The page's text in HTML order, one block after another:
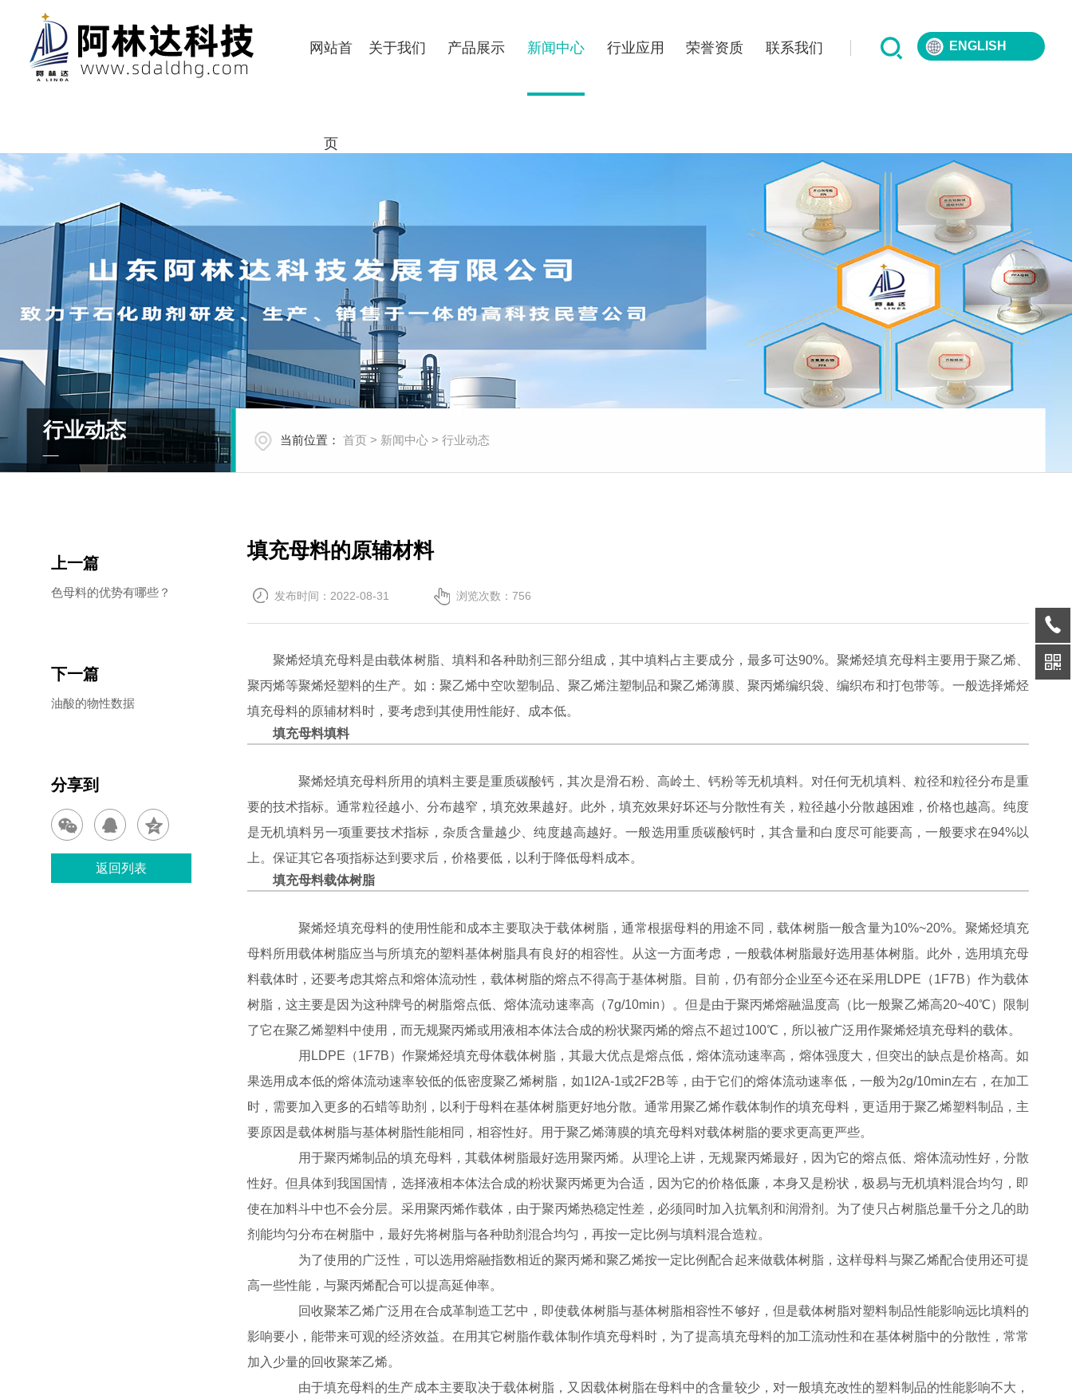
ENGLISH
网站首
页
关于我们 产品展示 新闻中心 行业应用 荣誉资质 联系我们
行业动态 当前位置： 首页 > 新闻中心> 行业动态
填充母料的原辅材料
发布时间：2022-08-31 浏览次数： 756
聚烯烃填充母料是由载体树脂、填料和各种助剂三部分组成，其中填料占主要成分，最多可达90%。聚烯烃填充母料主要用于聚乙烯、
聚丙烯等聚烯烃塑料的生产。如：聚乙烯中空吹塑制品、聚乙烯注塑制品和聚乙烯薄膜、聚丙烯编织袋、编织布和打包带等。一般选择烯烃
填充母料的原辅材料时，要考虑到其使用性能好、成本低。
填充母料填料
聚烯烃填充母料所用的填料主要是重质碳酸钙，其次是滑石粉、高岭土、钙粉等无机填料。对任何无机填料、粒径和粒径分布是重
要的技术指标。通常粒径越小、分布越窄，填充效果越好。此外，填充效果好坏还与分散性有关，粒径越小分散越困难，价格也越高。纯度
是无机填料另一项重要技术指标，杂质含量越少、纯度越高越好。一般选用重质碳酸钙时，其含量和白度尽可能要高，一般要求在94%以
上。保证其它各项指标达到要求后，价格要低，以利于降低母料成本。
填充母料载体树脂
聚烯烃填充母料的使用性能和成本主要取决于载体树脂，通常根据母料的用途不同，载体树脂一般含量为10%~20%。聚烯烃填充
母料所用载体树脂应当与所填充的塑料基体树脂具有良好的相容性。从这一方面考虑，一般载体树脂最好选用基体树脂。此外，选用填充母
料载体时，还要考虑其熔点和熔体流动性，载体树脂的熔点不得高于基体树脂。目前，仍有部分企业至今还在采用LDPE（1F7B）作为载体
树脂，这主要是因为这种牌号的树脂熔点低、熔体流动速率高（7g/10min）。但是由于聚丙烯熔融温度高（比一般聚乙烯高20~40℃）限制
了它在聚乙烯塑料中使用，而无规聚丙烯或用液相本体法合成的粉状聚丙烯的熔点不超过100℃，所以被广泛用作聚烯烃填充母料的载体。
用LDPE（1F7B）作聚烯烃填充母体载体树脂，其最大优点是熔点低，熔体流动速率高，熔体强度大，但突出的缺点是价格高。如
果选用成本低的熔体流动速率较低的低密度聚乙烯树脂，如1I2A-1或2F2B等，由于它们的熔体流动速率低，一般为2g/10min左右，在加工
时，需要加入更多的石蜡等助剂，以利于母料在基体树脂更好地分散。通常用聚乙烯作载体制作的填充母料，更适用于聚乙烯塑料制品，主
要原因是载体树脂与基体树脂性能相同，相容性好。用于聚乙烯薄膜的填充母料对载体树脂的要求更高更严些。
用于聚丙烯制品的填充母料，其载体树脂最好选用聚丙烯。从理论上讲，无规聚丙烯最好，因为它的熔点低、熔体流动性好，分散
性好。但具体到我国国情，选择液相本体法合成的粉状聚丙烯更为合适，因为它的价格低廉，本身又是粉状，极易与无机填料混合均匀，即
使在加料斗中也不会分层。采用聚丙烯作载体，由于聚丙烯热稳定性差，必须同时加入抗氧剂和润滑剂。为了使只占树脂总量千分之几的助
剂能均匀分布在树脂中，最好先将树脂与各种助剂混合均匀，再按一定比例与填料混合造粒。
为了使用的广泛性，可以选用熔融指数相近的聚丙烯和聚乙烯按一定比例配合起来做载体树脂，这样母料与聚乙烯配合使用还可提
高一些性能，与聚丙烯配合可以提高延伸率。
回收聚苯乙烯广泛用在合成革制造工艺中，即使载体树脂与基体树脂相容性不够好，但是载体树脂对塑料制品性能影响远比填料的
影响要小，能带来可观的经济效益。在用其它树脂作载体制作填充母料时，为了提高填充母料的加工流动性和在基体树脂中的分散性，常常
加入少量的回收聚苯乙烯。
由于填充母料的生产成本主要取决于载体树脂，又因载体树脂在母料中的含量较少，对一般填充改性的塑料制品的性能影响不大，
上一篇
色母料的优势有哪些？
下一篇
油酸的物性数据
分享到
返回列表